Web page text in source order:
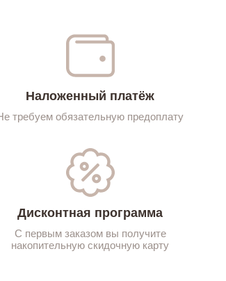
Наложенный платёж
требуем обязательную предоплату
Дисконтная программа
С первым заказом вы получите
накопительную скидочную карту